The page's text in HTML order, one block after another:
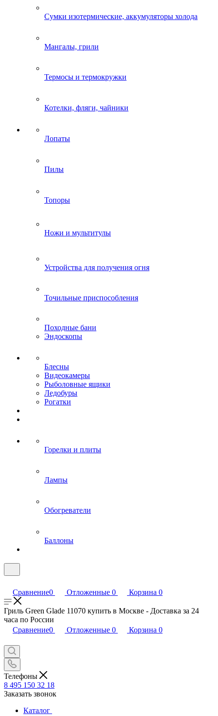
Сумки изотермические, аккумуляторы холода
Мангалы, грили
Термосы и термокружки
Котелки, фляги, чайники
Лопаты
Пилы
Топоры
Ножи и мультитулы
Устройства для получения огня
Точильные приспособления
Походные бани
Эндоскопы
Блесны
Видеокамеры
Рыболовные ящики
Ледобуры
Рогатки
Горелки и плиты
Лампы
Обогреватели
Баллоны
Сравнение0 Отложенные 0 Корзина 0
Гриль Green Glade 11070 купить в Москве - Доставка за 24
часа по России
Сравнение0 Отложенные 0 Корзина 0
Телефоны
8 495 150 32 18
Заказать звонок
Каталог